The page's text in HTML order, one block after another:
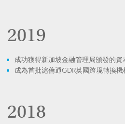
2019
成功獲得新加坡金融管理局頒發的資
成為首批滬倫通GDR英國跨境轉換機
2018